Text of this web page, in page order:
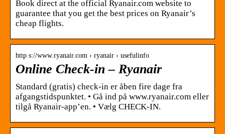
Book direct at the official Ryanair.com website to
guarantee that you get the best prices on Ryanair’s
cheap flights.
http s://www.ryanair.com › ryanair › usefulinfo
Online Check-in – Ryanair
Standard (gratis) check-in er åben fire dage fra
afgangstidspunktet. • Gå ind på www.ryanair.com eller
tilgå Ryanair-app’en. • Vælg CHECK-IN.